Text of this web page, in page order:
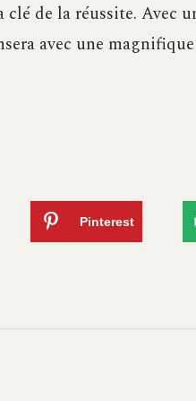
de la réussite. Avec
avec une
Pinterest